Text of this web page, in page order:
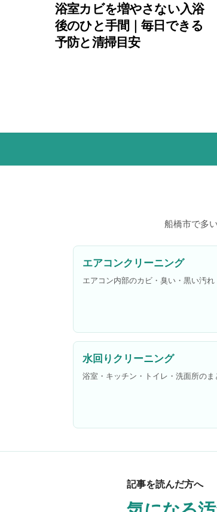
浴室カビを増やさない入浴
後のひと手間｜毎日できる
予防と清掃目安
船橋市で多
エアコンクリーニング
エアコン内部のカビ・臭い・黒い汚れ
水回りクリーニング
浴室・キッチン・トイレ・洗面所のま
記事を読んだ方へ